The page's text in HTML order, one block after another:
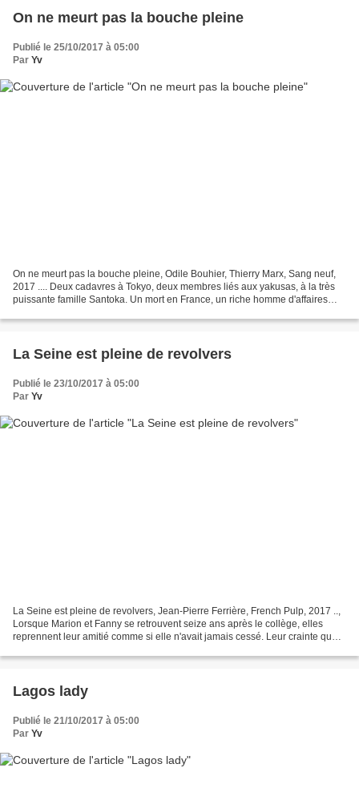
On ne meurt pas la bouche pleine
Publié le 25/10/2017 à 05:00
Par Yv
On ne meurt pas la bouche pleine, Odile Bouhier, Thierry Marx, Sang neuf,
2017 .... Deux cadavres à Tokyo, deux membres liés aux yakusas, à la très
puissante famille Santoka. Un mort en France, un riche homme d'affaires
La Seine est pleine de revolvers
Publié le 23/10/2017 à 05:00
Par Yv
La Seine est pleine de revolvers, Jean-Pierre Ferrière, French Pulp, 2017 ..,
Lorsque Marion et Fanny se retrouvent seize ans après le collège, elles
reprennent leur amitié comme si elle n'avait jamais cessé. Leur crainte que
Lagos lady
Publié le 21/10/2017 à 05:00
Par Yv